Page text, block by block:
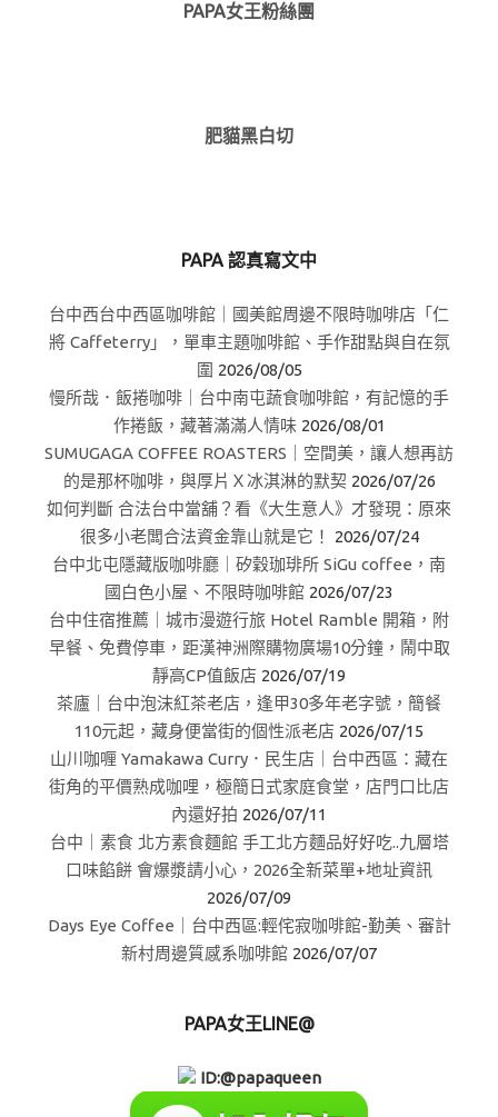
PAPA女王粉絲團
肥貓黑白切
PAPA 認真寫文中
台中西台中西區咖啡館｜國美館周邊不限時咖啡店「仁
將 Caffeterry」，單車主題咖啡館、手作甜點與自在氛
圍 2026/08/05
慢所哉．飯捲咖啡｜台中南屯蔬食咖啡館，有記憶的手
作捲飯，藏著滿滿人情味 2026/08/01
SUMUGAGA COFFEE ROASTERS｜空間美，讓人想再訪
的是那杯咖啡，與厚片Ｘ冰淇淋的默契 2026/07/26
如何判斷 合法台中當舖？看《大生意人》才發現：原來
很多小老闆合法資金靠山就是它！
2026/07/24
台中北屯隱藏版咖啡廳｜矽穀珈琲所 SiGu coffee，南
國白色小屋、不限時咖啡館 2026/07/23
台中住宿推薦｜城市漫遊行旅 Hotel Ramble 開箱，附
早餐、免費停車，距漢神洲際購物廣場10分鐘，鬧中取
靜高CP值飯店 2026/07/19
茶廬｜台中泡沫紅茶老店，逢甲30多年老字號，簡餐
110元起，藏身便當街的個性派老店 2026/07/15
山川咖喱 Yamakawa Curry．民生店｜台中西區：藏在
街角的平價熟成咖哩，極簡日式家庭食堂，店門口比店
內還好拍 2026/07/11
台中｜素食 北方素食麵館 手工北方麵品好好吃..九層塔
口味餡餅 會爆漿請小心，2026全新菜單+地址資訊
2026/07/09
Days Eye Coffee｜台中西區:輕侘寂咖啡館-勤美、審計
新村周邊質感系咖啡館 2026/07/07
PAPA女王LINE@
ID:@papaqueen